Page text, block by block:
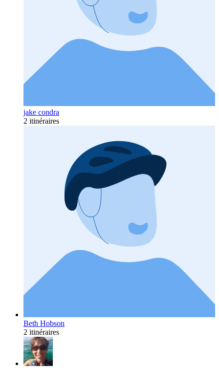
jake condra
2 itinéraires
Beth Hobson
2 itinéraires